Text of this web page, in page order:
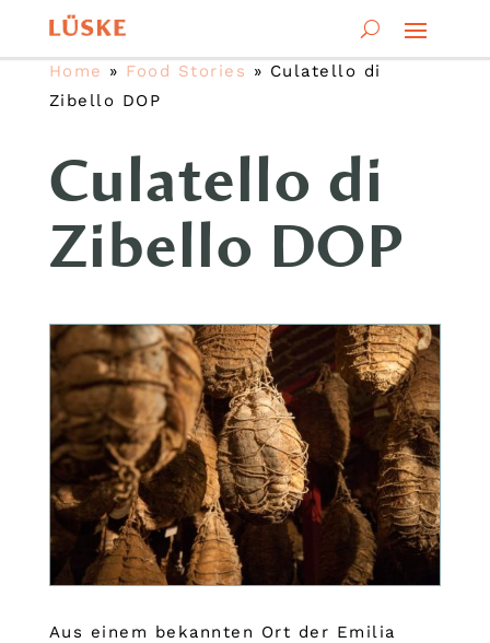
Home » Food Stories » Culatello di
Zibello DOP
Culatello di
Zibello DOP
Aus einem bekannten Ort der Emilia